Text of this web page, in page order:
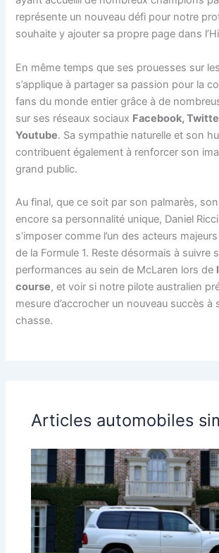
représente un nouveau défi pour notre
souhaite y ajouter sa propre page dans
En même temps que ses prouesses sur
s’applique à partager sa passion pour la
fans du monde entier grâce à de
sur ses réseaux sociaux Facebook,
Youtube. Sa sympathie naturelle et son
contribuent également à renforcer son
grand public.
Au final, que ce soit par son palmarès,
encore sa personnalité unique, Daniel
s’imposer comme l’un des acteurs
de la Formule 1. Reste désormais à suivre
performances au sein de McLaren lors de
course, et voir si notre pilote australien
mesure d’accrocher un nouveau succès à
chasse.
Articles automobiles